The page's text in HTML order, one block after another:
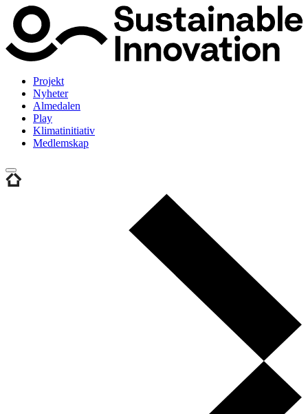
Projekt
Nyheter
Almedalen
Play
Klimatinitiativ
Medlemskap